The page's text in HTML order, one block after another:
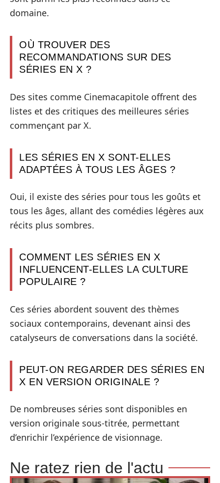
domaine.
OÙ TROUVER DES
RECOMMANDATIONS SUR DES
SÉRIES EN X ?
Des sites comme Cinemacapitole offrent des
listes et des critiques des meilleures séries
commençant par X.
LES SÉRIES EN X SONT-ELLES
ADAPTÉES À TOUS LES ÂGES ?
Oui, il existe des séries pour tous les goûts et
tous les âges, allant des comédies légères aux
récits plus sombres.
COMMENT LES SÉRIES EN X
INFLUENCENT-ELLES LA CULTURE
POPULAIRE ?
Ces séries abordent souvent des thèmes
sociaux contemporains, devenant ainsi des
catalyseurs de conversations dans la société.
PEUT-ON REGARDER DES SÉRIES EN
X EN VERSION ORIGINALE ?
De nombreuses séries sont disponibles en
version originale sous-titrée, permettant
d’enrichir l’expérience de visionnage.
Ne ratez rien de l'actu